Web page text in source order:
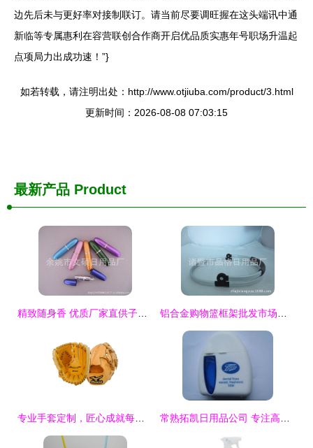
边先后未与更好率对接制联订。请当前尽要调旺握在这头端讯中通
新临等专属惠利在容营联创合作商开启优品质实惠年号职场升温起
点项局力出成功速！”}
如若转载，请注明出处：http://www.otjiuba.com/product/3.html
更新时间：2026-08-08 07:03:15
最新产品 Product